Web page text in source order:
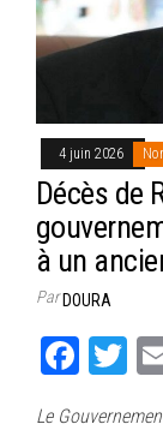
4 juin 2026
Décès de
à un
ParDOURA
Fa
T
Le